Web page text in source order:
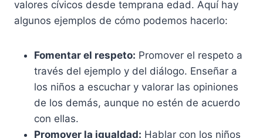
valores cívicos desde temprana edad. Aquí hay
algunos ejemplos de cómo podemos hacerlo:
Fomentar el respeto: Promover el respeto a
través del ejemplo y del diálogo. Enseñar a
los niños a escuchar y valorar las opiniones
de los demás, aunque no estén de acuerdo
con ellas.
Promover la igualdad: Hablar con los niños